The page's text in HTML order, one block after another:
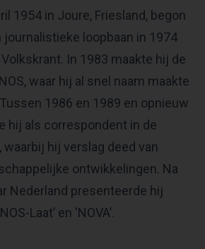
1954 in Joure, Friesland, begon
loopbaan in 1974
In 1983 maakte hij de
waar hij al snel naam maakte
1986 en 1989 en opnieuw
hij als correspondent in de
waarbij hij verslag deed van
ontwikkelingen. Na
Nederland presenteerde hij
Laat’ en ‘NOVA’.